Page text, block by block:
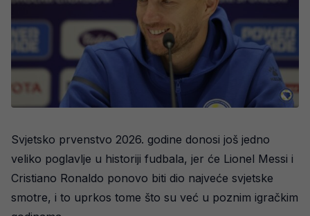
Svjetsko prvenstvo 2026. godine donosi još jedno
veliko poglavlje u historiji fudbala, jer će Lionel Messi i
Cristiano Ronaldo ponovo biti dio najveće svjetske
smotre, i to uprkos tome što su već u poznim igračkim